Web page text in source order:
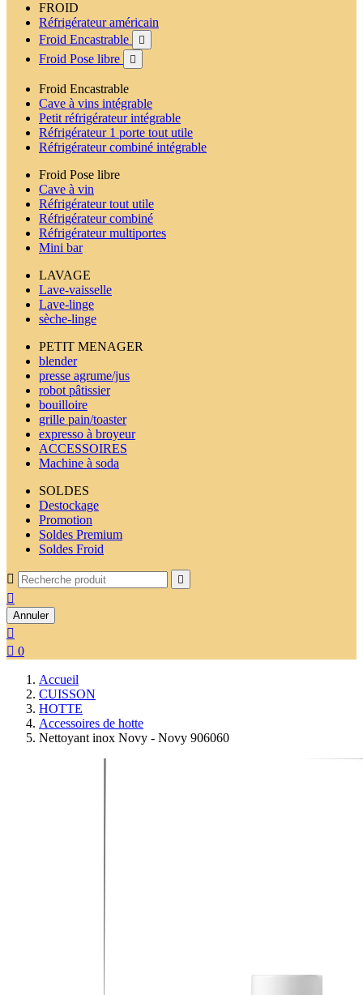
FROID
Réfrigérateur américain
Froid Encastrable

Froid Pose libre 
Froid Encastrable
Cave à vins intégrable
Petit réfrigérateur intégrable
Réfrigérateur 1 porte tout utile
Réfrigérateur combiné intégrable
Froid Pose libre
Cave à vin
Réfrigérateur tout utile
Réfrigérateur combiné
Réfrigérateur multiportes
Mini bar
LAVAGE
Lave-vaisselle
Lave-linge
sèche-linge
PETIT MENAGER
blender
presse agrume/jus
robot pâtissier
bouilloire
grille pain/toaster
expresso à broyeur
ACCESSOIRES
Machine à soda
SOLDES
Destockage
Promotion
Soldes Premium
Soldes Froid
 

Annuler

 0
Accueil
CUISSON
HOTTE
Accessoires de hotte
Nettoyant inox Novy - Novy 906060